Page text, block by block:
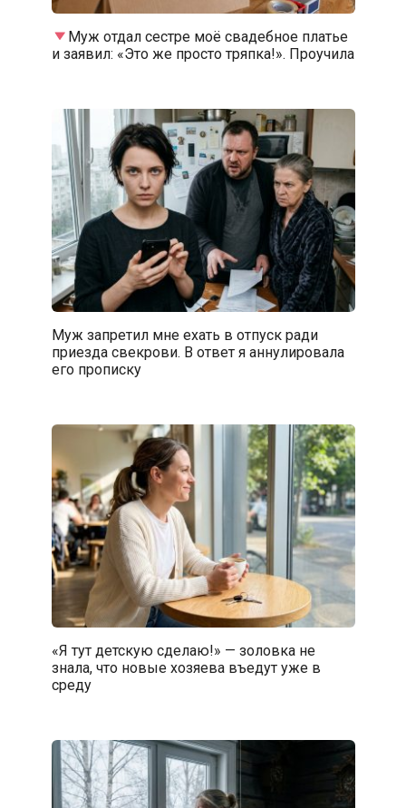
Муж отдал сестре моё свадебное платье
и заявил: «Это же просто тряпка!». Проучила
Муж запретил мне ехать в отпуск ради
приезда свекрови. В ответ я аннулировала
его прописку
«Я тут детскую сделаю!» — золовка не
знала, что новые хозяева въедут уже в
среду